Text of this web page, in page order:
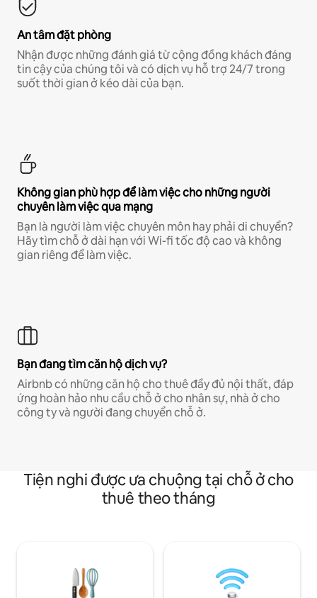
An tâm đặt phòng
Nhận được những đánh giá từ cộng đồng khách đáng
tin cậy của chúng tôi và có dịch vụ hỗ trợ 24/7 trong
suốt thời gian ở kéo dài của bạn.
Không gian phù hợp để làm việc cho những người
chuyên làm việc qua mạng
Bạn là người làm việc chuyên môn hay phải di chuyển?
Hãy tìm chỗ ở dài hạn với Wi-fi tốc độ cao và không
gian riêng để làm việc.
Bạn đang tìm căn hộ dịch vụ?
Airbnb có những căn hộ cho thuê đầy đủ nội thất, đáp
ứng hoàn hảo nhu cầu chỗ ở cho nhân sự, nhà ở cho
công ty và người đang chuyển chỗ ở.
Tiện nghi được ưa chuộng tại chỗ ở cho
thuê theo tháng